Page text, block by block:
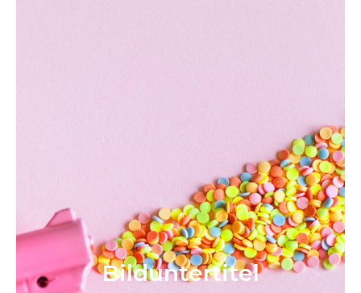
Bild­unter­titel